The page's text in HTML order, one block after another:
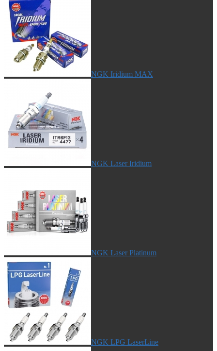
NGK Iridium MAX
NGK Laser Iridium
NGK Laser Platinum
NGK LPG LaserLine